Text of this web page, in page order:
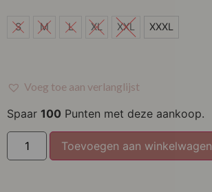
S
XXL
XXXL
S M L XL XXL XXXL
Voeg toe aan verlanglijst
Spaar 100 Punten met deze aankoop.
Toevoegen aan winkelwagen